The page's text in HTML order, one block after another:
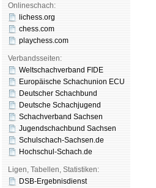
Onlineschach:
lichess.org
chess.com
playchess.com
Verbandsseiten:
Weltschachverband FIDE
Europäische Schachunion ECU
Deutscher Schachbund
Deutsche Schachjugend
Schachverband Sachsen
Jugendschachbund Sachsen
Schulschach-Sachsen.de
Hochschul-Schach.de
Ligen, Tabellen, Statistiken:
DSB-Ergebnisdienst